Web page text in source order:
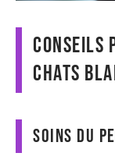
Conseils
chats
Soins du